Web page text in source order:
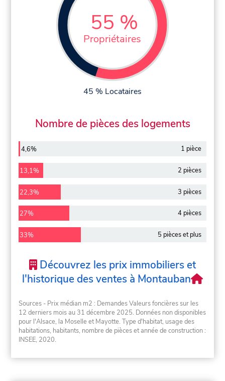
55 %
Propriétaires
45 % Locataires
Nombre de pièces des logements
4,6% 1 pièce
13,1% 2 pièces
22,3% 3 pièces
27% 4 pièces
33% 5 pièces et plus
Découvrez les prix immobiliers et
l'historique des ventes à Montauban
Sources - Prix médian m2 : Demandes Valeurs foncières sur les
12 derniers mois au 31 décembre 2025. Données non disponibles
pour l'Alsace, la Moselle et Mayotte. Type d'habitat, usage des
habitations, habitants, nombre de pièces et année de construction :
INSEE, 2020.